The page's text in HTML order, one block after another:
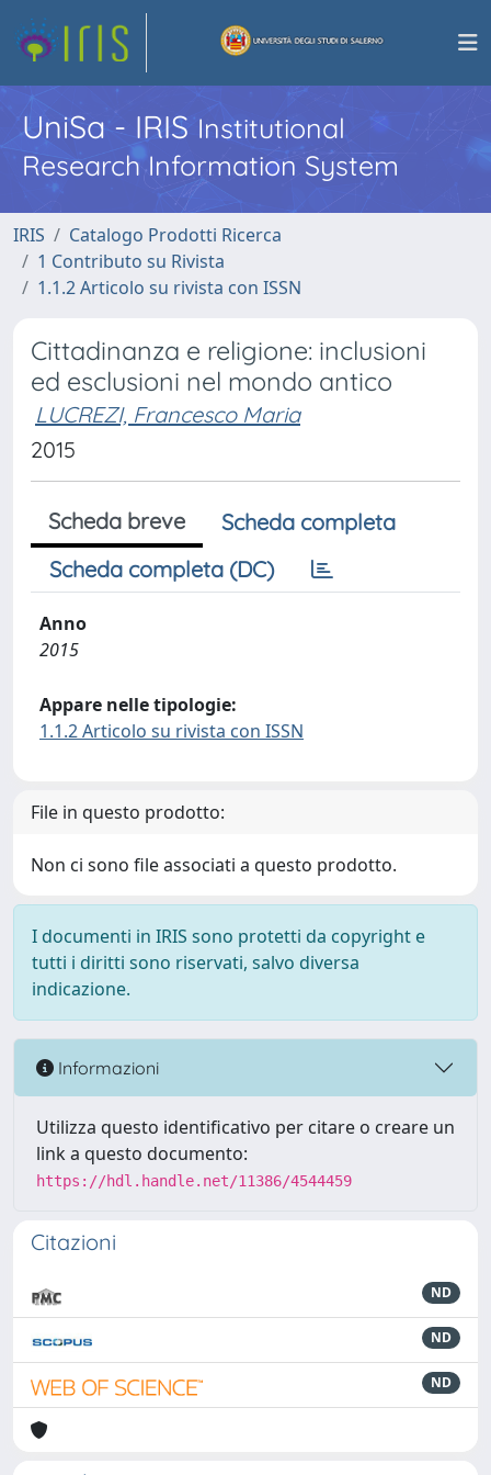
UniSa - IRISInstitutional
Research Information System
IRIS
Catalogo Prodotti Ricerca
1 Contributo su Rivista
1.1.2 Articolo su rivista con ISSN
Cittadinanza e religione: inclusioni
ed esclusioni nel mondo antico
LUCREZI, Francesco Maria
2015
Scheda breve
Scheda completa
Scheda completa (DC)
Anno
2015
Appare nelle tipologie:
1.1.2 Articolo su rivista con ISSN
File in questo prodotto:
Non ci sono file associati a questo prodotto.
I documenti in IRIS sono protetti da copyright e
tutti i diritti sono riservati, salvo diversa
indicazione.
Informazioni
Utilizza questo identificativo per citare o creare un
link a questo documento:
https://hdl.handle.net/11386/4544459
Citazioni
ND
ND
ND